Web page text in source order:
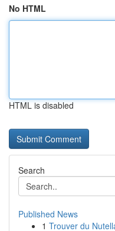
No HTML
HTML is disabled
Search
Published News
1 Trouver du